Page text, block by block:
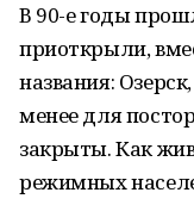
В 90-е годы
приоткрыли,
названия:
менее для
закрыты. Как
режимных